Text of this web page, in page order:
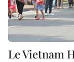
Le Vietnam